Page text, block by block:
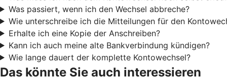
Was passiert, wenn ich den Wechsel abbreche?
Wie unterschreibe ich die Mitteilungen für den
Erhalte ich eine Kopie der Anschreiben?
Kann ich auch meine alte Bankverbindung kündigen?
Wie lange dauert der komplette Kontowechsel?
Das könnte Sie auch interessieren